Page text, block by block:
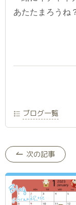
あたたまろうね
ブログ一覧
次の記事
Blog
@GrandRose